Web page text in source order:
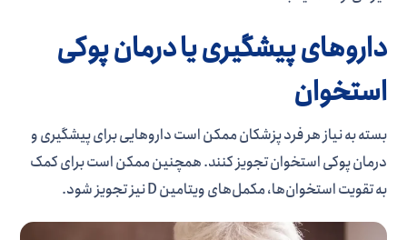
داروهای پیشگیری یا درمان پوکی
استخوان
بسته به نیاز هر فرد پزشکان ممکن است داروهایی برای پیشگیری و
درمان پوکی استخوان تجویز کنند. همچنین ممکن است برای کمک
به تقویت استخوان‌­ها، مکمل‌­های ویتامین D نیز تجویز شود.